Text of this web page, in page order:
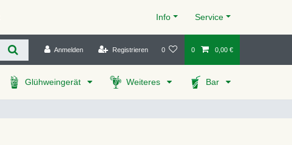
Info Service
Anmelden Registrieren 0 0 0,00 €
Glühweingerät Weiteres Bar